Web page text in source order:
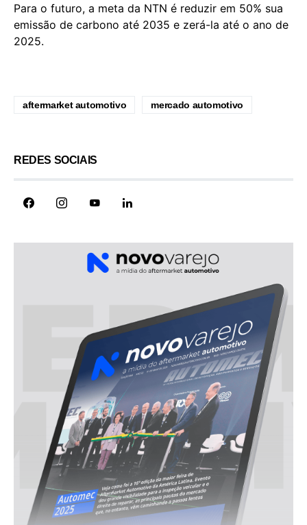
Para o futuro, a meta da NTN é reduzir em 50% sua
emissão de carbono até 2035 e zerá-la até o ano de
2025.
aftermarket automotivo mercado automotivo
REDES SOCIAIS